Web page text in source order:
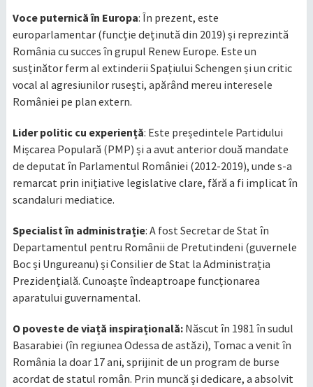
Voce puternică în Europa: În prezent, este
europarlamentar (funcție deținută din 2019) și reprezintă
România cu succes în grupul Renew Europe. Este un
susținător ferm al extinderii Spațiului Schengen și un critic
vocal al agresiunilor rusești, apărând mereu interesele
României pe plan extern.
Lider politic cu experiență: Este președintele Partidului
Mișcarea Populară (PMP) și a avut anterior două mandate
de deputat în Parlamentul României (2012-2019), unde s-a
remarcat prin inițiative legislative clare, fără a fi implicat în
scandaluri mediatice.
Specialist în administrație: A fost Secretar de Stat în
Departamentul pentru Românii de Pretutindeni (guvernele
Boc și Ungureanu) și Consilier de Stat la Administrația
Prezidențială. Cunoaște îndeaptroape funcționarea
aparatului guvernamental.
O poveste de viață inspirațională:Născut în 1981 în sudul
Basarabiei (în regiunea Odessa de astăzi), Tomac a venit în
România la doar 17 ani, sprijinit de un program de burse
acordat de statul român. Prin muncă și dedicare, a absolvit